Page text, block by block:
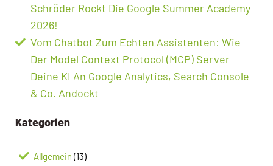
Schröder Rockt Die Google Summer Academy
2026!
Vom Chatbot Zum Echten Assistenten: Wie
Der Model Context Protocol (MCP) Server
Deine KI An Google Analytics, Search Console
& Co. Andockt
Kategorien
Allgemein (13)